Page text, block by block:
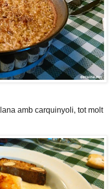
amb carquinyoli, tot molt